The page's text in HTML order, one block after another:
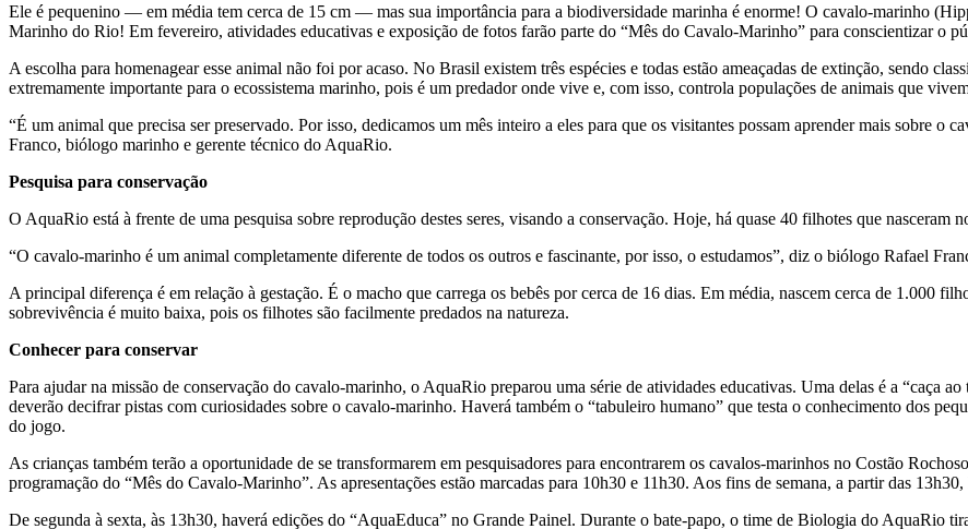
Ele é pequenino — em média tem cerca de 15 cm — mas sua importância para a biodiversidade marinha é enorme! O cavalo-marinho
Marinho do Rio! Em fevereiro, atividades educativas e exposição de fotos farão parte do “Mês do Cavalo-Marinho” para conscientizar o
A escolha para homenagear esse animal não foi por acaso. No Brasil existem três espécies e todas estão ameaçadas de extinção, sendo
extremamente importante para o ecossistema marinho, pois é um predador onde vive e, com isso, controla populações de animais que
“É um animal que precisa ser preservado. Por isso, dedicamos um mês inteiro a eles para que os visitantes possam aprender mais sobre o
Franco, biólogo marinho e gerente técnico do AquaRio.
Pesquisa para conservação
O AquaRio está à frente de uma pesquisa sobre reprodução destes seres, visando a conservação. Hoje, há quase 40 filhotes que nasceram
“O cavalo-marinho é um animal completamente diferente de todos os outros e fascinante, por isso, o estudamos”, diz o biólogo Rafael
A principal diferença é em relação à gestação. É o macho que carrega os bebês por cerca de 16 dias. Em média, nascem cerca de 1.000
sobrevivência é muito baixa, pois os filhotes são facilmente predados na natureza.
Conhecer para conservar
Para ajudar na missão de conservação do cavalo-marinho, o AquaRio preparou uma série de atividades educativas. Uma delas é a “caça
deverão decifrar pistas com curiosidades sobre o cavalo-marinho. Haverá também o “tabuleiro humano” que testa o conhecimento dos
do jogo.
As crianças também terão a oportunidade de se transformarem em pesquisadores para encontrarem os cavalos-marinhos no Costão
programação do “Mês do Cavalo-Marinho”. As apresentações estão marcadas para 10h30 e 11h30. Aos fins de semana, a partir das
De segunda à sexta, às 13h30, haverá edições do “AquaEduca” no Grande Painel. Durante o bate-papo, o time de Biologia do AquaRio